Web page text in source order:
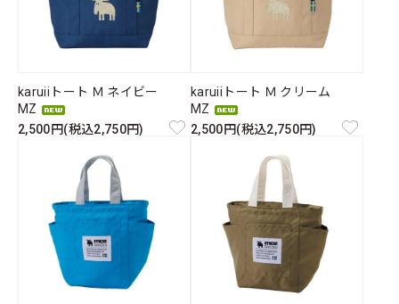
karuiiトート Ｍ ネイビー
MZ
2,500円(税込2,750円)
karuiiトート Ｍ クリーム
MZ
2,500円(税込2,750円)